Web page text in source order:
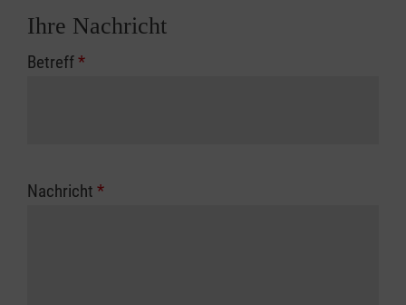
Ihre Nachricht
Betreff*
Nachricht *